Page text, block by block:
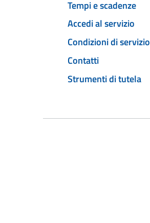
Tempi e scadenze
Accedi al servizio
Condizioni di servizio
Contatti
Strumenti di tutela